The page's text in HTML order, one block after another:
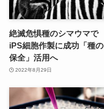
絶滅危惧種のシマウマで
iPS細胞作製に成功「種の
保全」活用へ
2022年8月29日